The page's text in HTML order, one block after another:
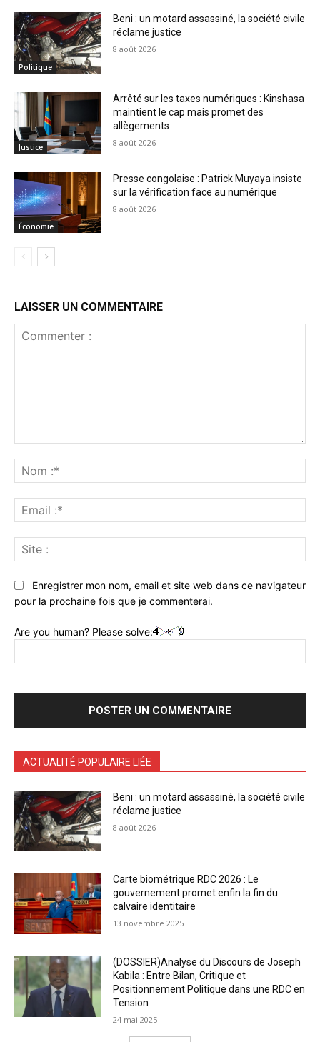
Politique
Beni : un motard assassiné, la société civile
réclame justice
8 août 2026
Justice
Arrêté sur les taxes numériques : Kinshasa
maintient le cap mais promet des
allègements
8 août 2026
Économie
Presse congolaise : Patrick Muyaya insiste
sur la vérification face au numérique
8 août 2026
LAISSER UN COMMENTAIRE
:*
:*
:
Enregistrer mon nom, email et site web dans ce navigateur
pour la prochaine fois que je commenterai.
Are you human? Please solve:
ACTUALITÉ POPULAIRE LIÉE
Beni : un motard assassiné, la société civile
réclame justice
8 août 2026
Carte biométrique RDC 2026 : Le
gouvernement promet enfin la fin du
calvaire identitaire
13 novembre 2025
(DOSSIER)Analyse du Discours de Joseph
Kabila : Entre Bilan, Critique et
Positionnement Politique dans une RDC en
Tension
24 mai 2025